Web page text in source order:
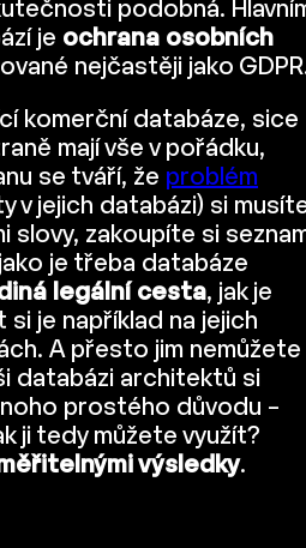
podobná.
je ochrana osobních
nejčastěji jako
komerční databáze, sice
mají vše v pořádku,
se tváří, že problém
v jejich databázi) si
slovy, zakoupíte si
je třeba databáze
legální cesta, jak je
je například na jejich
A přesto jim nemůžete
databázi architektů si
prostého důvodu –
ji tedy můžete využít?
výsledky.